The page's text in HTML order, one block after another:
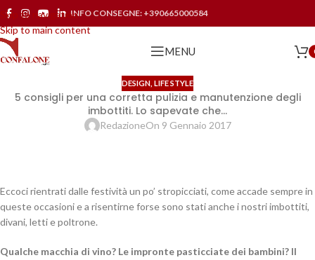
Skip to navigation
Skip to main content
INFO CONSEGNE: +390665000584
MENU
DESIGN LIFE STYLE
5 consigli per una corretta pulizia e manutenzione degli
imbottiti. Lo sapevate che…
RedazioneOn 9 Gennaio 2017
Eccoci rientrati dalle festività un po’ stropicciati, come accade sempre in
queste occasioni e a risentirne forse sono stati anche i nostri imbottiti,
divani, letti e poltrone.
Qualche macchia di vino? Le impronte pasticciate dei bambini? Il